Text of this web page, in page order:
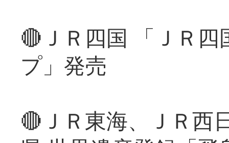
🔴ＪＲ四国 「ＪＲ
プ」発売
🔴ＪＲ東海、ＪＲ西